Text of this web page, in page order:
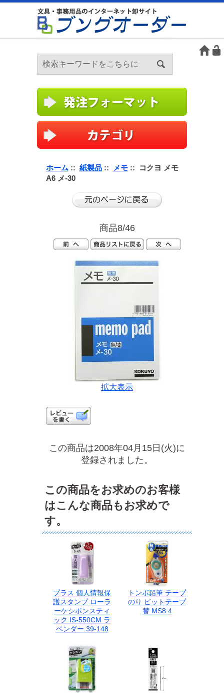
ホーム :: 紙製品:: メモ:: コクヨ メモ
A6 メ-30
商品8/46
拡大表示
この商品は2008年04月15日(火)に
登録されました。
この商品をお求めのお客様
はこんな商品もお求めで
す。
プラス 個人情報保
護スタンプ ローラ
ーケシポンスティ
ック IS-550CM ラ
ベンダー 39-148
トンボ鉛筆 テープ
のり ピットテープ
替 MS8.4